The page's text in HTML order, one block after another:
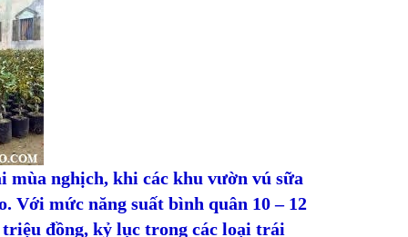
nghịch, khi các khu vườn vú sữa
Với mức năng suất bình quân 10 – 12
đồng, kỷ lục trong các loại trái